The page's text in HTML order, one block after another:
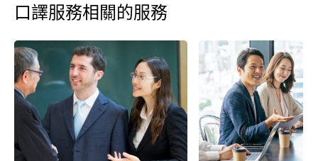
口譯服務相關的服務